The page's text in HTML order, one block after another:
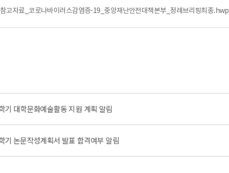
19_중앙재난안전대책본부_정례브리핑최종.hwp
기 대학문화예술활동 지원 계획 알림
기 논문작성계획서 발표 합격여부 알림